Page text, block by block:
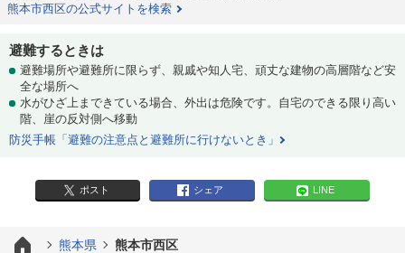
熊本市西区の公式サイトを検索
避難するときは
避難場所や避難所に限らず、親戚や知人宅、頑丈な建物の高層階など安
全な場所へ
水がひざ上まできている場合、外出は危険です。自宅のできる限り高い
階、崖の反対側へ移動
防災手帳「避難の注意点と避難所に行けないとき」
ポスト シェア LINE
熊本県 熊本市西区